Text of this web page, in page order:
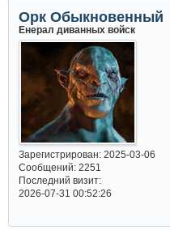
Орк Обыкновенный
Енерал диванных войск
Зарегистрирован: 2025-03-06
Сообщений:2251
Последний визит:
2026-07-31 00:52:26